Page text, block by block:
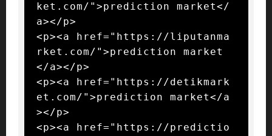
ket.com/">prediction market</
a></p>
<p><a href="https://liputanma
rket.com/">prediction market
</a></p>
<p><a href="https://detikmark
et.com/">prediction market</a
></p>
<p><a href="https://predictio